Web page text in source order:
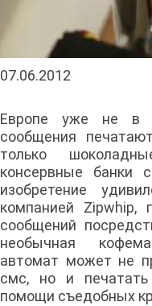
07.06.2012
Европе уже не в
сообщения
только
консервные банки
изобретение
компанией Zipwhip,
сообщений
необычная
автомат может не
смс, но и
помощи съедобных